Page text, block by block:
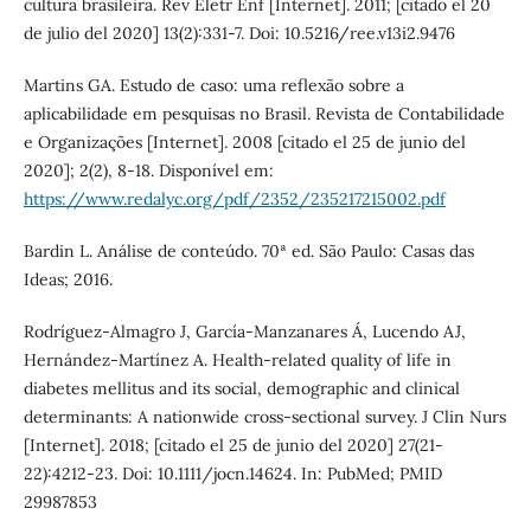
cultura brasileira. Rev Eletr Enf [Internet]. 2011; [citado el 20
de julio del 2020] 13(2):331-7. Doi: 10.5216/ree.v13i2.9476
Martins GA. Estudo de caso: uma reflexão sobre a
aplicabilidade em pesquisas no Brasil. Revista de Contabilidade
e Organizações [Internet]. 2008 [citado el 25 de junio del
2020]; 2(2), 8-18. Disponível em:
https://www.redalyc.org/pdf/2352/235217215002.pdf
Bardin L. Análise de conteúdo. 70ª ed. São Paulo: Casas das
Ideas; 2016.
Rodríguez-Almagro J, García-Manzanares Á, Lucendo AJ,
Hernández-Martínez A. Health-related quality of life in
diabetes mellitus and its social, demographic and clinical
determinants: A nationwide cross-sectional survey. J Clin Nurs
[Internet]. 2018; [citado el 25 de junio del 2020] 27(21-
22):4212-23. Doi: 10.1111/jocn.14624. In: PubMed; PMID
29987853